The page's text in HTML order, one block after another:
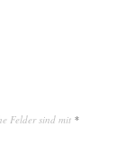
Felder sind mit *